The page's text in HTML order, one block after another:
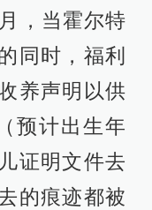
，当霍尔特
同时，福利
养声明以供
预计出生年
证明文件去
的痕迹都被